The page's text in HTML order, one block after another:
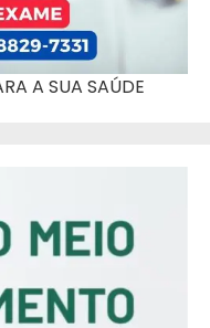
A SUA SAÚDE